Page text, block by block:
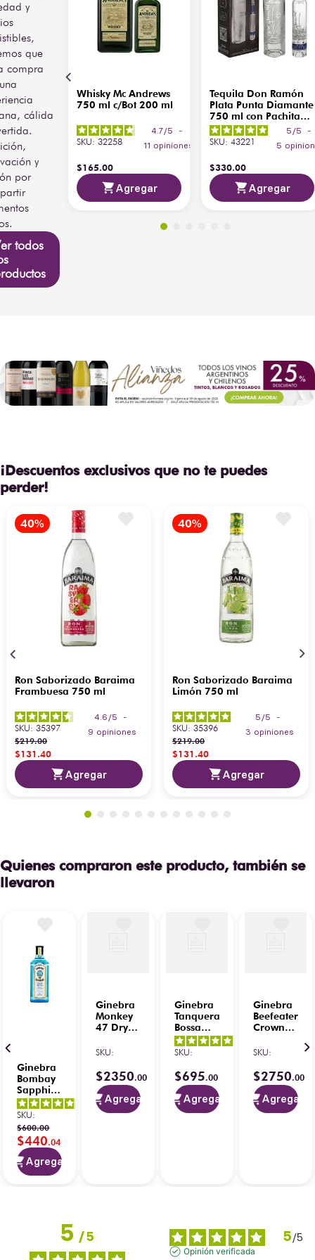
y
que
compra
cálida
y
por
todos
Whisky Mc Andrews
750 ml c/Bot 200 ml
4.7/5
-
11 opiniones
SKU: 32258
$165.00
Agregar
Tequila Don Ramón
Plata Punta Diamante
750 ml con Pachita
200 ml
5 /5
-
5
SKU: 43221
$330.00
Agregar
¡Descuentos exclusivos que no te puedes
perder!
Ron Saborizado Baraima
Frambuesa 750 ml
4.6 /5
-
9 opiniones
SKU: 35397
$219.00
$131.40
Agregar
Ron Saborizado Baraima
Limón 750 ml
5 /5
-
3 opiniones
SKU: 35396
$219.00
$131.40
Agregar
Quienes compraron este producto, también se
llevaron
4.7/ 5-
opiniones
Ginebra
Bombay
Sapphire
700 ml
4.9 / 5-
SKU:
$600.00
$440.04
Agregar
Ginebra
Monkey
47 Dry 1
SKU:
$2350.00
Agregar
Ginebra
Tanqueray
Bossa
Nova
700 ml
opiniones
SKU:
$695.00
Agregar
Ginebra
Beefeater
Crown
SKU:
$2750.00
Agregar
5/5 5/5
Opinión verificada